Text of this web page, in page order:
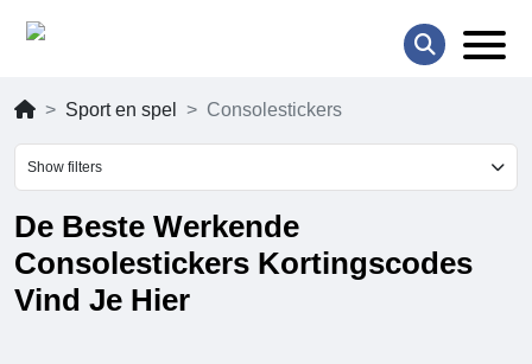
Sport en spel Consolestickers
Show filters
De Beste Werkende
Consolestickers Kortingscodes
Vind Je Hier